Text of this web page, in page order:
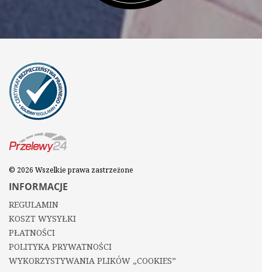
© 2026 Wszelkie prawa zastrzeżone
INFORMACJE
REGULAMIN
KOSZT WYSYŁKI
PŁATNOŚCI
POLITYKA PRYWATNOŚCI
WYKORZYSTYWANIA PLIKÓW „COOKIES”